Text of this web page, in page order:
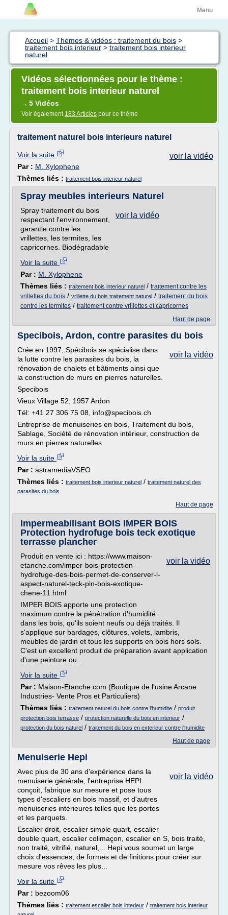
Menu
Accueil > Thèmes & vidéos : traitement du bois >
traitement bois interieur > traitement bois interieur
naturel
Vidéos sélectionnées pour le thème :
traitement bois interieur naturel
→ 5 Vidéos
Voir également 183 Articles pour ce thème
traitement naturel bois interieurs naturel
voir la vidéo
Voir la suite
Par : M. Xylophene
Thèmes liés : traitement bois interieur naturel
Spray meubles interieurs Naturel
voir la vidéo
Spray traitement du bois
respectant l'environnement,
garantie contre les
vrillettes, les termites, les
capricornes. Biodégradable
Voir la suite
Par : M. Xylophene
Thèmes liés : traitement bois interieur naturel / traitement contre les
vrillettes du bois / vrillette du bois traitement naturel / traitement du bois
contre les termites / traitement contre vrillettes et capricornes
Haut de page
Specibois, Ardon, contre parasites du bois
voir la vidéo
Crée en 1997, Spécibois se spécialise dans
la lutte contre les parasites du bois, la
rénovation de chalets et bâtiments ainsi que
la construction de murs en pierres naturelles.
Specibois
Vieux Village 52, 1957 Ardon
Tél: +41 27 306 75 08, info@specibois.ch
Entreprise de menuiseries en bois, Traitement du bois,
Sablage, Société de rénovation intérieur, construction de
murs en pierres naturelles
Voir la suite
Par : astramediaVSEO
Thèmes liés : traitement bois interieur naturel / traitement naturel des
parasites du bois
Haut de page
Impermeabilisant BOIS IMPER BOIS
Protection hydrofuge bois teck exotique
terrasse plancher
voir la vidéo
Produit en vente ici : https://www.maison-
etanche.com/imper-bois-protection-
hydrofuge-des-bois-permet-de-conserver-l-
aspect-naturel-teck-pin-bois-exotique-
chene-11.html
IMPER BOIS apporte une protection
maximum contre la pénétration d'humidité
dans les bois, qu'ils soient neufs ou déjà traités. Il
s'applique sur bardages, clôtures, volets, lambris,
meubles de jardin et tous les supports en bois hors sols.
C'est un excellent produit de préparation avant application
d'une peinture ou...
Voir la suite
Par : Maison-Etanche.com (Boutique de l'usine Arcane
Industries- Vente Pros et Particuliers)
Thèmes liés : traitement naturel du bois contre l'humidite / produit
protection bois terrasse / protection naturelle du bois en interieur /
protection du bois naturel / traitement du bois en exterieur contre l'humidite
Haut de page
Menuiserie Hepi
voir la vidéo
Avec plus de 30 ans d'expérience dans la
menuiserie générale, l'entreprise HEPI
conçoit, fabrique sur mesure et pose tous
types d'escaliers en bois massif, et d'autres
menuiseries intérieures telles que les portes
et les parquets.
Escalier droit, escalier simple quart, escalier
double quart, escalier colimaçon, escalier en S, bois traité,
non traité, vitrifié, naturel,... Hepi vous soumet un large
choix d'essences, de formes et de finitions pour créer sur
mesure vos rêves les plus...
Voir la suite
Par : bezoom06
Thèmes liés : traitement escalier bois interieur / traitement bois interieur